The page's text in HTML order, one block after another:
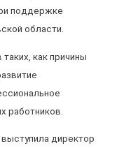
поддержке
области.
как причины
работников.
директор